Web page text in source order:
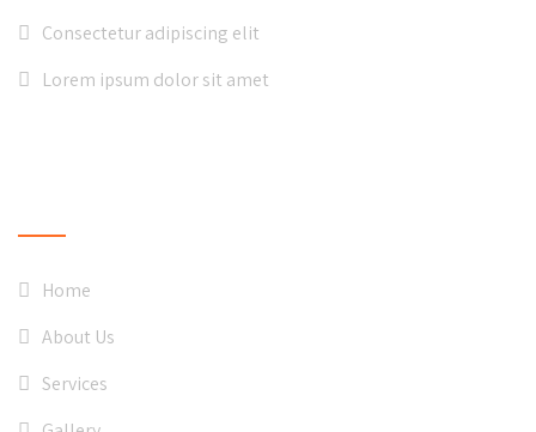
Consectetur adipiscing elit
Lorem ipsum dolor sit amet
Home
About Us
Services